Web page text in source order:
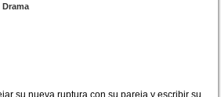
Drama
su nueva ruptura con su pareja y escribir su